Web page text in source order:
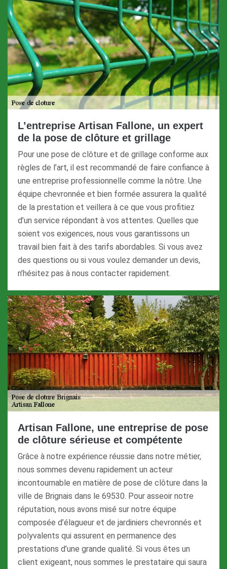
L’entreprise Artisan Fallone, un expert
de la pose de clôture et grillage
Pour une pose de clôture et de grillage conforme aux
règles de l’art, il est recommandé de faire confiance à
une entreprise professionnelle comme la nôtre. Une
équipe chevronnée et bien formée assurera la qualité
de la prestation et veillera à ce que vous profitiez
d’un service répondant à vos attentes. Quelles que
soient vos exigences, nous vous garantissons un
travail bien fait à des tarifs abordables. Si vous avez
des questions ou si vous voulez demander un devis,
n’hésitez pas à nous contacter rapidement.
Artisan Fallone, une entreprise de pose
de clôture sérieuse et compétente
Grâce à notre expérience réussie dans notre métier,
nous sommes devenu rapidement un acteur
incontournable en matière de pose de clôture dans la
ville de Brignais dans le 69530. Pour asseoir notre
réputation, nous avons misé sur notre équipe
composée d’élagueur et de jardiniers chevronnés et
polyvalents qui assurent en permanence des
prestations d’une grande qualité. Si vous êtes un
client exigeant, nous sommes le prestataire qui saura